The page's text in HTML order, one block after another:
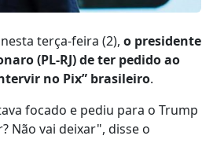
terça-feira (2), o presidente
(PL-RJ) de ter pedido ao
no Pix” brasileiro.
focado e pediu para o Trump
Não vai deixar", disse o